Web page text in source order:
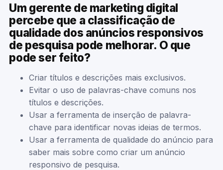
Um gerente de marketing digital
percebe que a classificação de
qualidade dos anúncios responsivos
de pesquisa pode melhorar. O que
pode ser feito?
Criar títulos e descrições mais exclusivos.
Evitar o uso de palavras-chave comuns nos
títulos e descrições.
Usar a ferramenta de inserção de palavra-
chave para identificar novas ideias de termos.
Usar a ferramenta de qualidade do anúncio para
saber mais sobre como criar um anúncio
responsivo de pesquisa.